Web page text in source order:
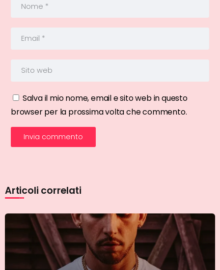
Salva il mio nome, email e sito web in questo
browser per la prossima volta che commento.
Articoli correlati